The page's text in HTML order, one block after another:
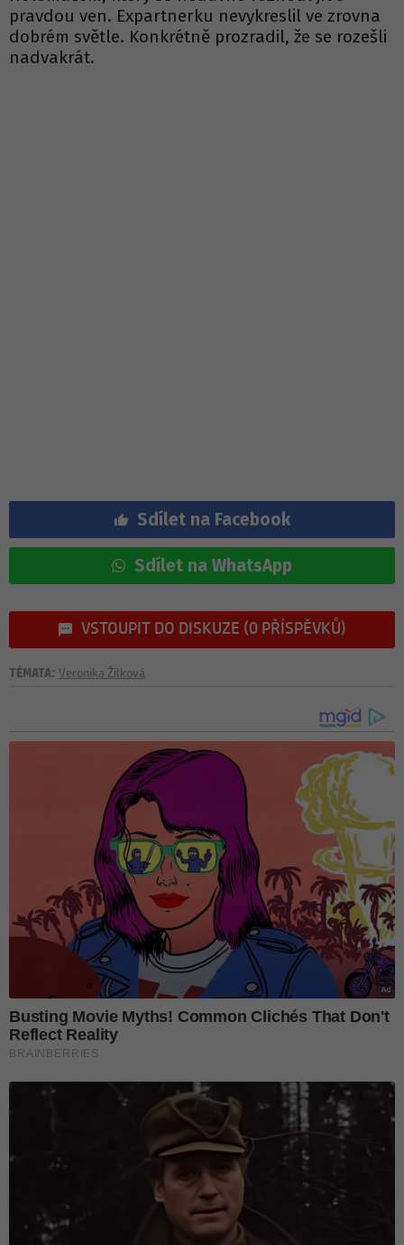
pravdou ven. Expartnerku nevykreslil ve zrovna
dobrém světle. Konkrétně prozradil, že se rozešli
nadvakrát.
Sdílet na Facebook
Sdílet na WhatsApp
VSTOUPIT DO DISKUZE (0 PŘÍSPĚVKŮ)
TÉMATA: Veronika Žilková